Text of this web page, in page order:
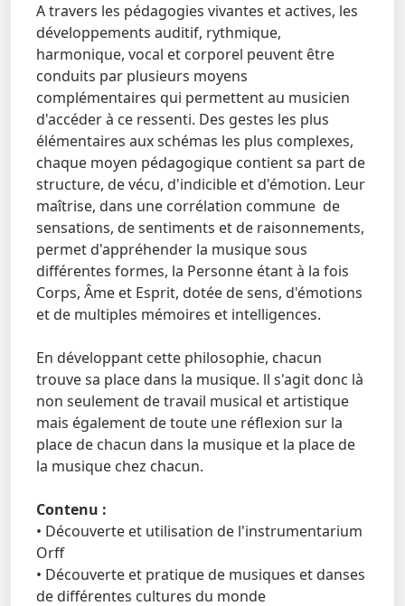
A travers les pédagogies vivantes et actives, les
développements auditif, rythmique,
harmonique, vocal et corporel peuvent être
conduits par plusieurs moyens
complémentaires qui permettent au musicien
d'accéder à ce ressenti. Des gestes les plus
élémentaires aux schémas les plus complexes,
chaque moyen pédagogique contient sa part de
structure, de vécu, d'indicible et d'émotion. Leur
maîtrise, dans une corrélation commune de
sensations, de sentiments et de raisonnements,
permet d'appréhender la musique sous
différentes formes, la Personne étant à la fois
Corps, Âme et Esprit, dotée de sens, d'émotions
et de multiples mémoires et intelligences.
En développant cette philosophie, chacun
trouve sa place dans la musique. ll s'agit donc là
non seulement de travail musical et artistique
mais également de toute une réflexion sur la
place de chacun dans la musique et la place de
la musique chez chacun.
Contenu :
• Découverte et utilisation de l'instrumentarium
Orff
• Découverte et pratique de musiques et danses
de différentes cultures du monde